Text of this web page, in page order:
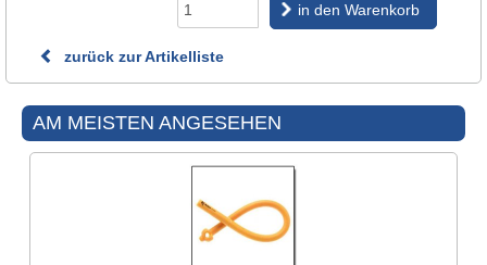
in den Warenkorb
zurück zur Artikelliste
AM MEISTEN ANGESEHEN